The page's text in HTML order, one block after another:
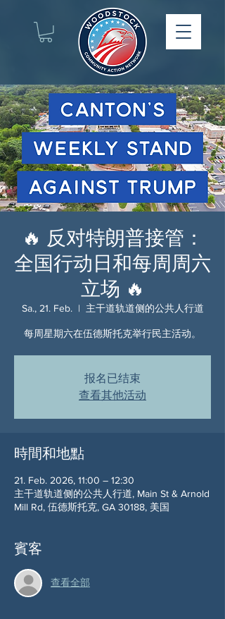
🔥 反对特朗普接管：
全国行动日和每周周六
立场 🔥
Sa., 21. Feb.
  |
主干道轨道侧的公共人行道
每周星期六在伍德斯托克举行民主活动。
报名已结束
查看其他活动
時間和地點
21. Feb. 2026, 11:00 – 12:30
主干道轨道侧的公共人行道, Main St & Arnold
Mill Rd, 伍德斯托克, GA 30188, 美国
賓客
查看全部